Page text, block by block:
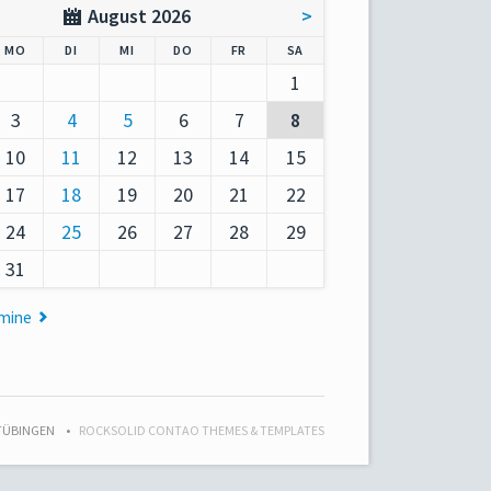
August 2026 >
MO DIENSTAG
MITTWOCH
DO NNERSTAG
FR SA
1
3 4 5 6 7
8
10 11 12 13 14
15
17 18 19 20 21
22
24 25 26 27 28
29
31
ROCKSOLID CONTAO THEMES & TEMPLATES